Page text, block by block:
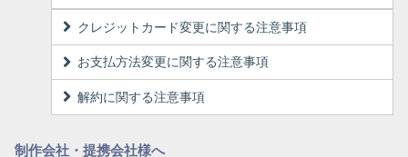
クレジットカード変更に関する注意事項
お支払方法変更に関する注意事項
解約に関する注意事項
制作会社・提携会社様へ